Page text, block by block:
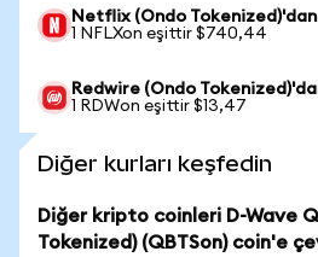
Netflix (Ondo
1 NFLXon eşittir $740,44
Redwire (Ondo
1 RDWon eşittir $13,47
Diğer kurları keşfedin
Diğer kripto coinleri D-Wave
Tokenized) (QBTSon) coin'e